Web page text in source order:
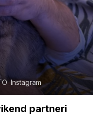
Instagram
partneri